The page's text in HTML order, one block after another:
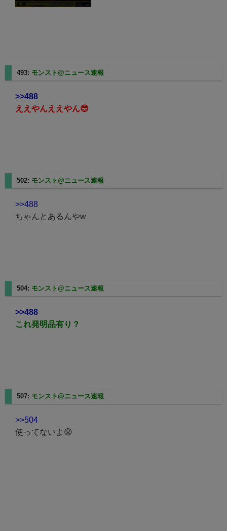
493: モンスト@ニュース速報
>>488
ええやんええやん😎
502: モンスト@ニュース速報
>>488
ちゃんとあるんやw
504: モンスト@ニュース速報
>>488
これ発明品有り？
507: モンスト@ニュース速報
>>504
使ってないよ😟